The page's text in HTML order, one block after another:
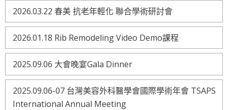
2026.03.22 春美 抗老年輕化 聯合學術研討會
2026.01.18 Rib Remodeling Video Demo課程
2025.09.06 大會晚宴Gala Dinner
2025.09.06-07 台灣美容外科醫學會國際學術年會 TSAPS
International Annual Meeting